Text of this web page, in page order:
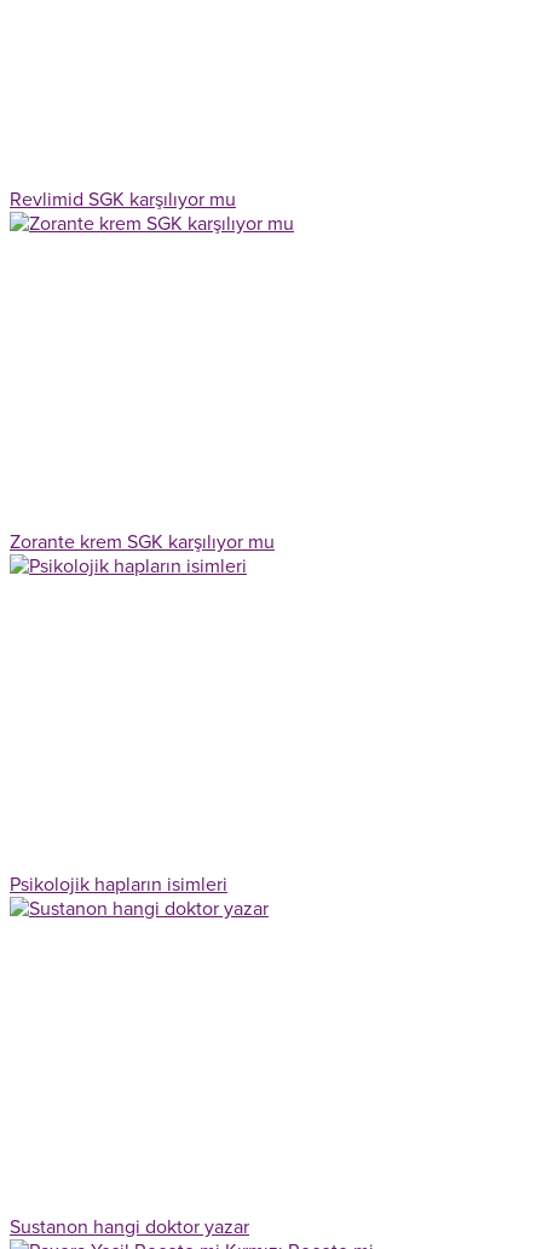
Revlimid SGK karşılıyor mu
Zorante krem SGK karşılıyor mu
Psikolojik hapların isimleri
Sustanon hangi doktor yazar